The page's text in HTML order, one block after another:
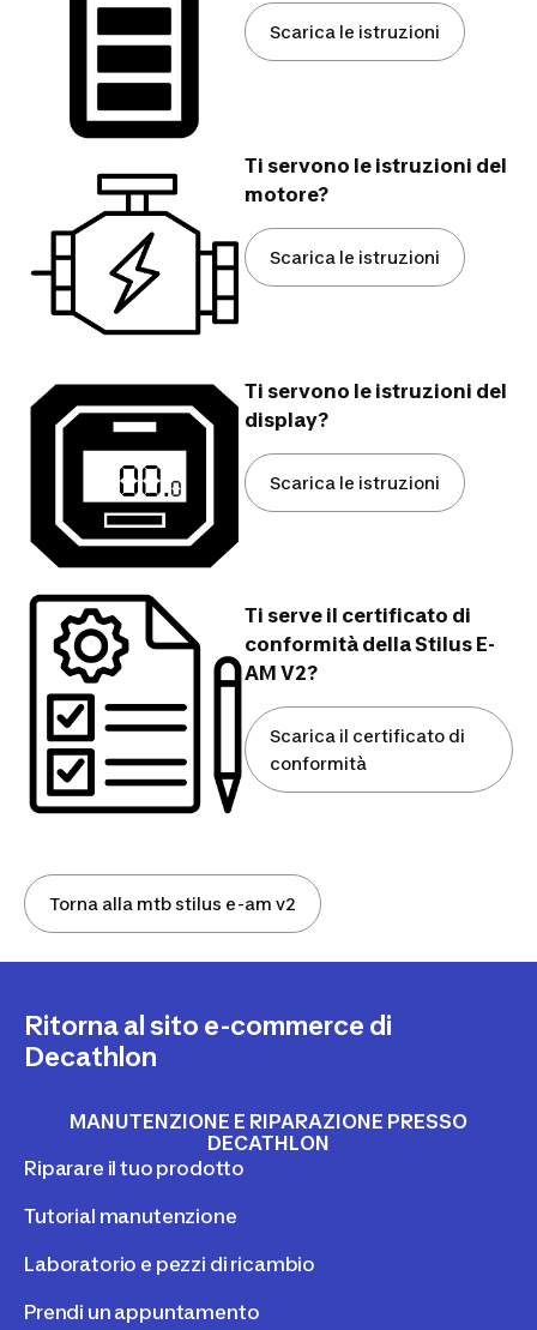
Scarica le istruzioni
Ti servono le istruzioni del
motore?
Scarica le istruzioni
Ti servono le istruzioni del
display?
Scarica le istruzioni
Ti serve il certificato di
conformità della Stilus E-
AM V2?
Scarica il certificato di
conformità
Torna alla mtb stilus e-am v2
Ritorna al sito e-commerce di
Decathlon
MANUTENZIONE E RIPARAZIONE PRESSO
DECATHLON
Riparare il tuo prodotto
Tutorial manutenzione
Laboratorio e pezzi di ricambio
Prendi un appuntamento